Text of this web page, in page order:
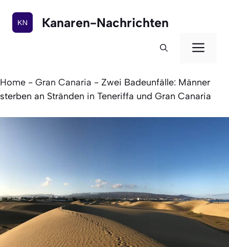
Inhalt
springen
Kanaren-Nachrichten
Home - Gran Canaria - Zwei Badeunfälle: Männer
sterben an Stränden in Teneriffa und Gran Canaria